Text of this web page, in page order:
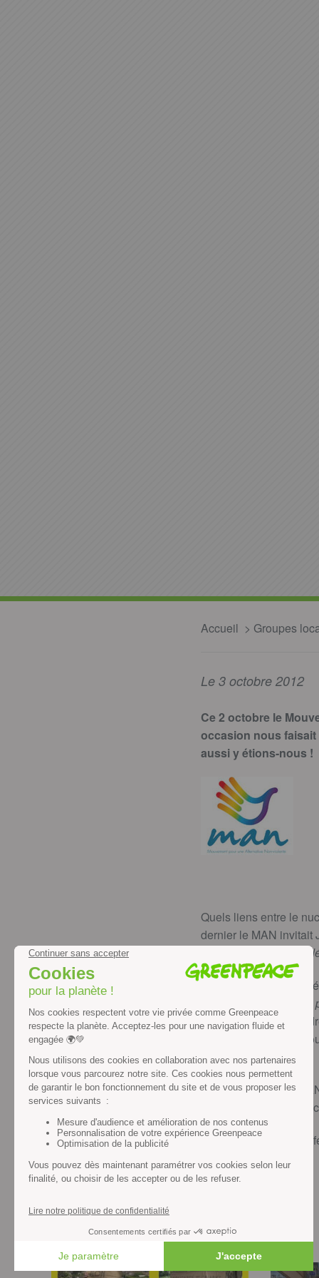
Accueil Groupes
Le 3 octobre 2012
Ce 2 octobre le
occasion nous faisait
aussi y étions-nous !
Quels liens entre le
dernier le MAN invitait
comité d’animation
Historiquement
notre lutte semble
était honoré de
monsieur Dacheux,
soirée.
Un grand merci au
contributions à
Belle soirée, belle
Nos actualités